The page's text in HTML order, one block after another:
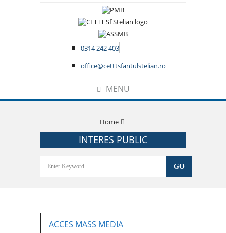
0314 242 403
office@cetttsfantulstelian.ro
MENU
Home
INTERES PUBLIC
ACCES MASS MEDIA